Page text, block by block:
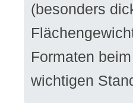
(besonders
Formaten
wichtigen